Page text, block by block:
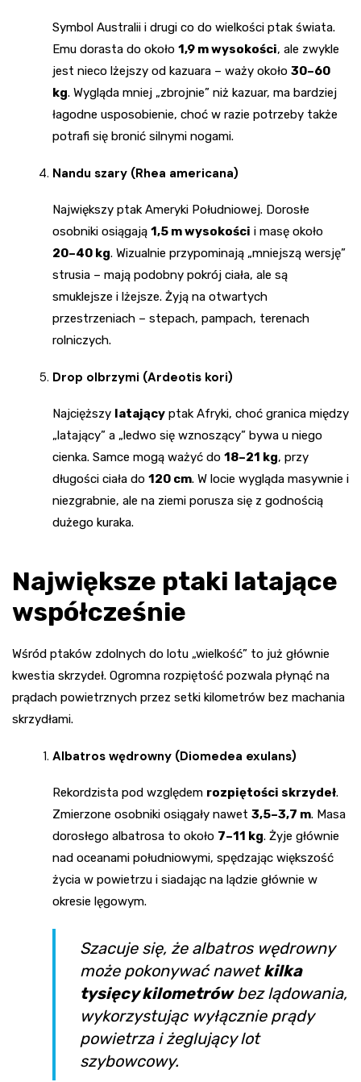
Symbol Australii i drugi co do wielkości ptak świata.
Emu dorasta do około 1,9 m wysokości, ale zwykle
jest nieco lżejszy od kazuara – waży około 30–60
kg. Wygląda mniej „zbrojnie” niż kazuar, ma bardziej
łagodne usposobienie, choć w razie potrzeby także
potrafi się bronić silnymi nogami.
Nandu szary (Rhea americana)
Największy ptak Ameryki Południowej. Dorosłe
osobniki osiągają 1,5 m wysokości i masę około
20–40 kg. Wizualnie przypominają „mniejszą wersję”
strusia – mają podobny pokrój ciała, ale są
smuklejsze i lżejsze. Żyją na otwartych
przestrzeniach – stepach, pampach, terenach
rolniczych.
Drop olbrzymi (Ardeotis kori)
Najcięższy latający ptak Afryki, choć granica między
„latający” a „ledwo się wznoszący” bywa u niego
cienka. Samce mogą ważyć do 18–21 kg, przy
długości ciała do 120 cm. W locie wygląda masywnie i
niezgrabnie, ale na ziemi porusza się z godnością
dużego kuraka.
Największe ptaki latające
współcześnie
Wśród ptaków zdolnych do lotu „wielkość” to już głównie
kwestia skrzydeł. Ogromna rozpiętość pozwala płynąć na
prądach powietrznych przez setki kilometrów bez machania
skrzydłami.
Albatros wędrowny (Diomedea exulans)
Rekordzista pod względem rozpiętości skrzydeł.
Zmierzone osobniki osiągały nawet 3,5–3,7 m. Masa
dorosłego albatrosa to około 7–11 kg. Żyje głównie
nad oceanami południowymi, spędzając większość
życia w powietrzu i siadając na lądzie głównie w
okresie lęgowym.
Szacuje się, że albatros wędrowny
może pokonywać nawetkilka
tysięcy kilometrówbez lądowania,
wykorzystując wyłącznie prądy
powietrza i żeglujący lot
szybowcowy.